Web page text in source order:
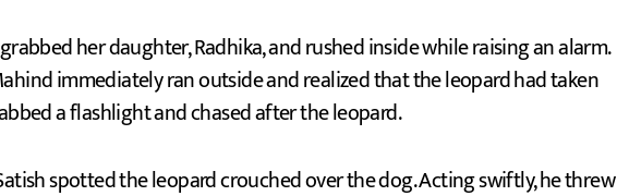
her daughter, Radhika, and rushed inside while raising an alarm.
immediately ran outside and realized that the leopard had taken
a flashlight and chased after the leopard.
spotted the leopard crouched over the dog. Acting swiftly, he threw